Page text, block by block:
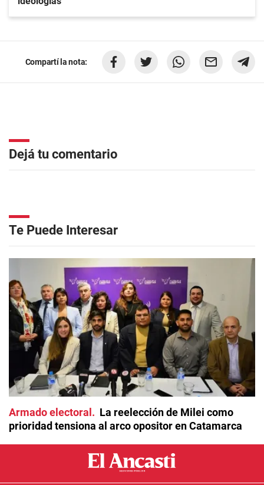
Compartí la nota:
Dejá tu comentario
Te Puede Interesar
Armado electoral
La reelección de Milei como
prioridad tensiona al arco opositor en Catamarca